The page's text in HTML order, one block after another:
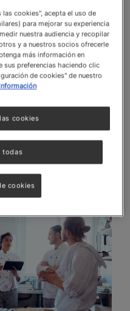
automatizar para
de cada paso, desde
hasta la entrega
áreas donde la
mayor impacto
cookies", acepta el uso de
para mejorar su experiencia
nuestra audiencia y recopilar
y a nuestros socios ofrecerle
más información en
sus preferencias haciendo clic
de cookies" de nuestro
todas
cookies
cookies